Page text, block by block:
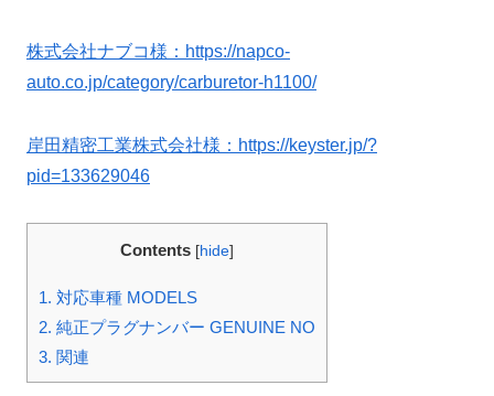
株式会社ナブコ様：https://napco-
auto.co.jp/category/carburetor-h1100/
岸田精密工業株式会社様：https://keyster.jp/?
pid=133629046
Contents [hide]
1. 対応車種 MODELS
2. 純正プラグナンバー GENUINE NO
3. 関連